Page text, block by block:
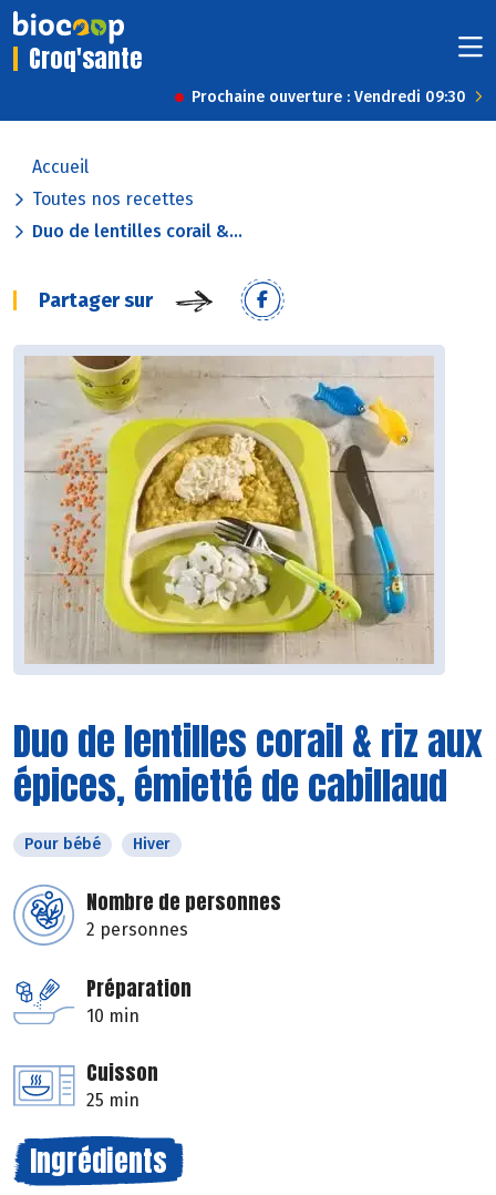
Croq'sante
Prochaine ouverture : Vendredi 09:30
Accueil
Toutes nos recettes
Duo de lentilles corail &...
Partager sur
Duo de lentilles corail & riz aux
épices, émietté de cabillaud
Pour bébé Hiver
Nombre de personnes
2 personnes
Préparation
10 min
Cuisson
25 min
Ingrédients